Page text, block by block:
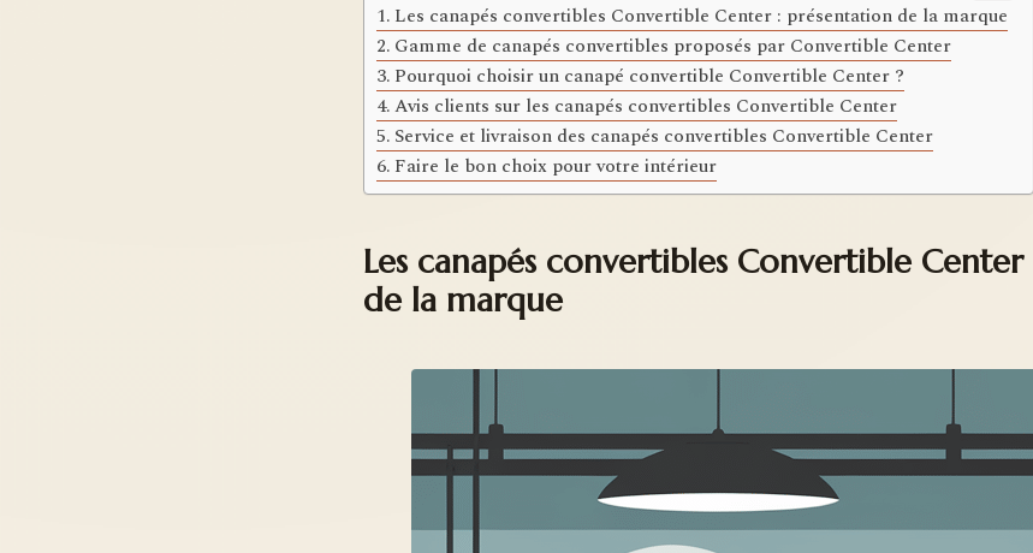
Les canapés convertibles Convertible Center : présentation de la marque
Gamme de canapés convertibles proposés par Convertible Center
Pourquoi choisir un canapé convertible Convertible Center ?
Avis clients sur les canapés convertibles Convertible Center
Service et livraison des canapés convertibles Convertible Center
Faire le bon choix pour votre intérieur
Les canapés convertibles Convertible
de la marque